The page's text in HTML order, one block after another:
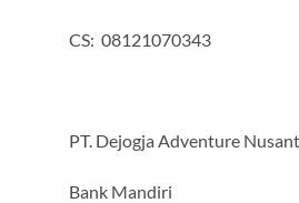
CS: 08121070343
PT. Dejogja Adventure
Bank Mandiri